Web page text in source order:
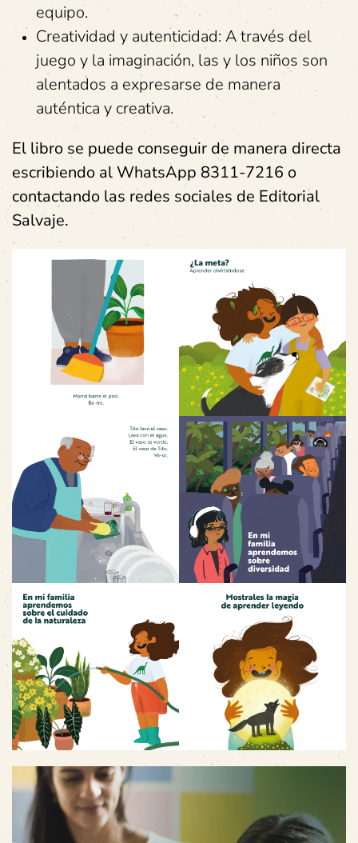
equipo.
Creatividad y autenticidad: A través del
juego y la imaginación, las y los niños son
alentados a expresarse de manera
auténtica y creativa.
El libro se puede conseguir de manera directa
escribiendo al WhatsApp 8311-7216 o
contactando las redes sociales de Editorial
Salvaje.